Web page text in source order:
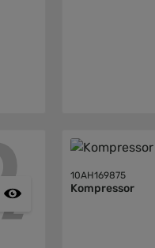
10AH169875
Kompressor